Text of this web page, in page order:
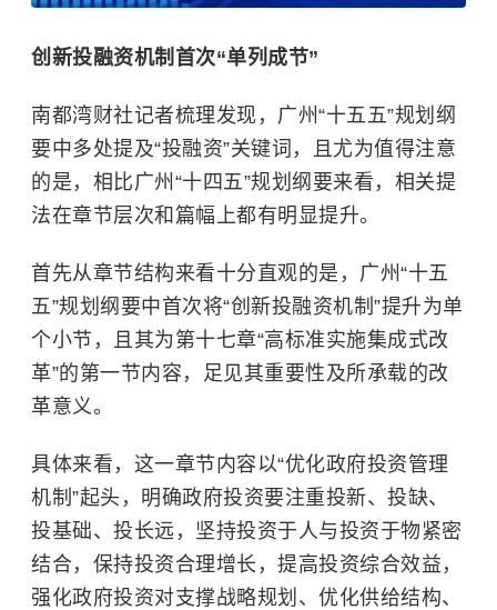
创新投融资机制首次“单列成节”
南都湾财社记者梳理发现，广州“十五五”规划纲
要中多处提及“投融资”关键词，且尤为值得注意
的是，相比广州“十四五”规划纲要来看，相关提
法在章节层次和篇幅上都有明显提升。
首先从章节结构来看十分直观的是，广州“十五
五”规划纲要中首次将“创新投融资机制”提升为单
个小节，且其为第十七章“高标准实施集成式改
革”的第一节内容，足见其重要性及所承载的改
革意义。
具体来看，这一章节内容以“优化政府投资管理
机制”起头，明确政府投资要注重投新、投缺、
投基础、投长远，坚持投资于人与投资于物紧密
结合，保持投资合理增长，提高投资综合效益，
强化政府投资对支撑战略规划、优化供给结构、